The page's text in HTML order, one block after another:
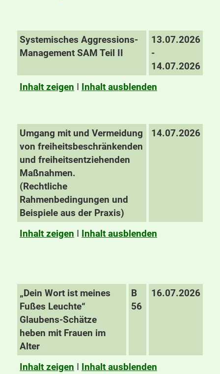
Systemisches Aggressions-
Management SAM Teil II
13.07.2026
-
14.07.2026
Inhalt zeigen I Inhalt ausblenden
Umgang mit und Vermeidung
von freiheitsbeschränkenden
und freiheitsentziehenden
Maßnahmen.
(Rechtliche
Rahmenbedingungen und
Beispiele aus der Praxis)
14.07.2026
Inhalt zeigen I Inhalt ausblenden
„Dein Wort ist meines
Fußes Leuchte“
Glaubens-Schätze
heben mit Frauen im
Alter
B
56
16.07.2026
Inhalt zeigen I Inhalt ausblenden